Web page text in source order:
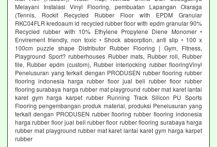
Melayani Instalasi Vinyl Flooring, pembuatan Lapangan Olaraga
(Tennis, Rockit Recycled Rubber Floor with EPDM Granular
RKC04FLR kredoaum id recycled rubber floor with epdm granular 90%
Recycled rubber with 10% Ethylene Propylene Diene Monomer •
Envirement friendly, non toxic • Shock absorption, anti slip • 100 x
100cm puzzle shape Distributor Rubber Flooring | Gym, Fitness,
Playground Sport? rubberhouses Rubber mats, Rubber roll, Rubber
tile, Rubber epdm (custom), Rubber interlocking rubber flooringVinyl
Penelusuran yang terkait dengan PRODUSEN rubber flooring rubber
flooring indonesia harga rubber floor jual beli rubber floor rubber
flooring surabaya harga rubber mat playground rubber mat karet lantai
karet gym harga karpet rubber Running Track Silicon PU Sports
Flooring pengembangan produk material, produksi Penelusuran yang
terkait dengan PRODUSEN rubber flooring rubber flooring indonesia
harga rubber floor jual beli rubber floor rubber flooring surabaya harga
rubber mat playground rubber mat karet lantai karet gym harga karpet
rubber